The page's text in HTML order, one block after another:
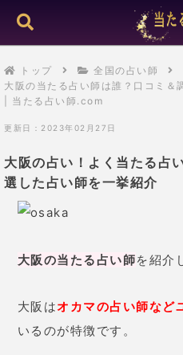
トップ
全国の占い師
大阪の当たる占い師は誰？口コミ＆
| 当たる占い師.com
更新日：2023年02月27日
大阪の占い！よく当たる占
選した占い師を一挙紹介
大阪の当たる占い師を紹介
大阪はオカマの占い師など
いるのが特徴です。